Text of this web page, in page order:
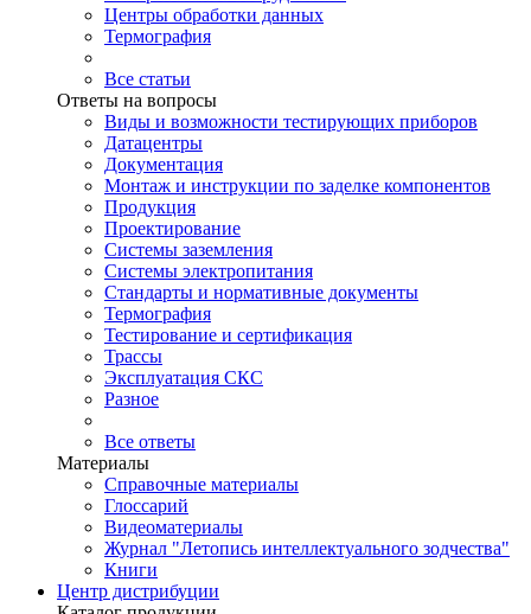
Центры обработки данных
Термография
Все статьи
Ответы на вопросы
Виды и возможности тестирующих приборов
Датацентры
Документация
Монтаж и инструкции по заделке компонентов
Продукция
Проектирование
Системы заземления
Системы электропитания
Стандарты и нормативные документы
Термография
Тестирование и сертификация
Трассы
Эксплуатация СКС
Разное
Все ответы
Материалы
Справочные материалы
Глоссарий
Видеоматериалы
Журнал "Летопись интеллектуального зодчества"
Книги
Центр дистрибуции